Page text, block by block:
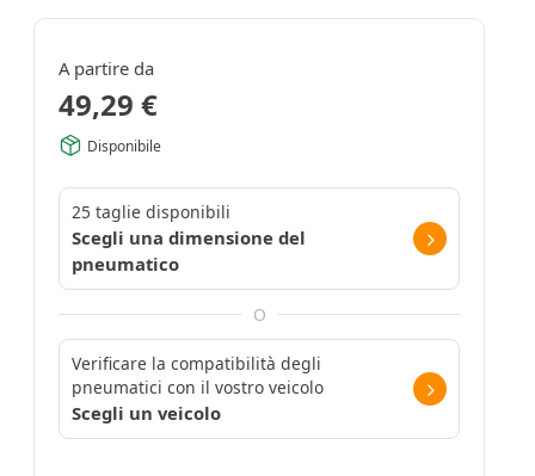
A partire da
49,29 €
Disponibile
25 taglie disponibili
Scegli una dimensione del
pneumatico
O
Verificare la compatibilità degli
pneumatici con il vostro veicolo
Scegli un veicolo